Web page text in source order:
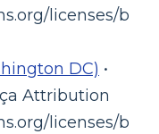
licenses/b
DC) •
Attribution
licenses/b